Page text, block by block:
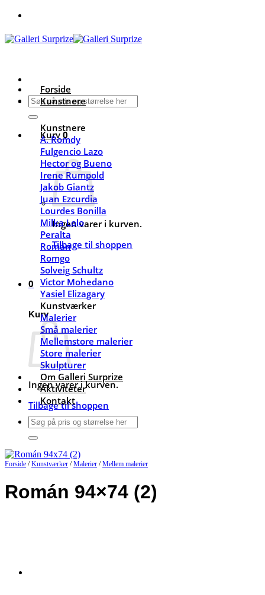
Fortsæt
indhold
Søg
Kurv0
Ingen varer i kurven.
Tilbage til shoppen
0
Kurv
Ingen varer i kurven.
Tilbage til shoppen
Forside
Kunstnere
Kunstnere
A. Romdy
Fulgencio Lazo
Hector og Bueno
Irene Rumpold
Jakob Giantz
Juan Ezcurdia
Lourdes Bonilla
Milka Lolo
Peralta
Román
Romgo
Solveig Schultz
Victor Mohedano
Yasiel Elizagary
Kunstværker
Malerier
Små malerier
Mellemstore malerier
Store malerier
Skulpturer
Om Galleri Surprize
Aktiviteter
Kontakt
Søg
Forside / Kunstværker / Malerier / Mellem malerier
Román 94×74 (2)